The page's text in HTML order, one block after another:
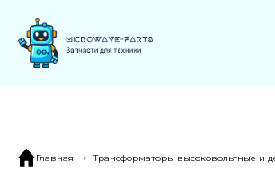
Главная Трансформаторы высоковольтные и